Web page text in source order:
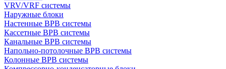
VRV/VRF системы
Наружные блоки
Настенные ВРВ системы
Кассетные ВРВ системы
Канальные ВРВ системы
Напольно-потолочные ВРВ системы
Колонные ВРВ системы